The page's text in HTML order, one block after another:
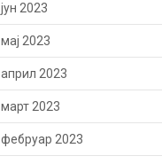
јун 2023
мај 2023
април 2023
март 2023
фебруар 2023